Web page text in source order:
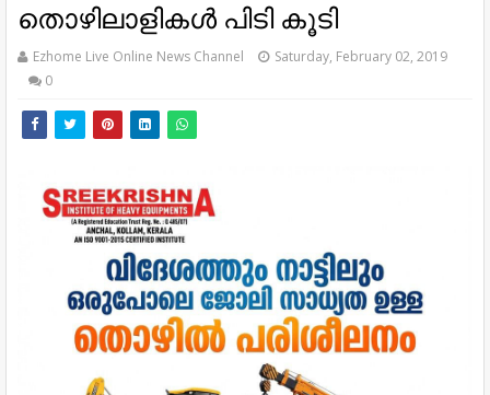
തൊഴിലാളികൾ പിടി കൂടി
Ezhome Live Online News Channel
Saturday, February 02, 2019
0